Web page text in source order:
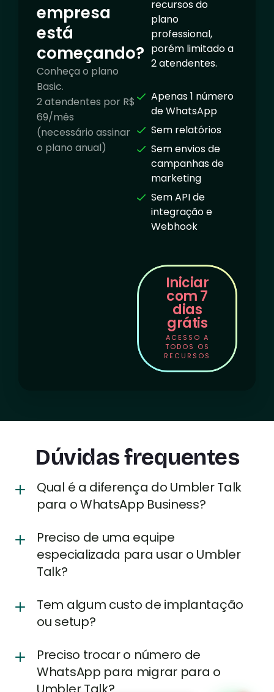
empresa
está
começando?
Conheça o plano
Basic.
2 atendentes por R$
69/mês
(necessário assinar
o plano anual)
recursos do
plano
professional,
porém limitado a
2 atendentes.
Apenas 1 número
de WhatsApp
Sem relatórios
Sem envios de
campanhas de
marketing
Sem API de
integração e
Webhook
Iniciar
com 7
dias
grátis
ACESSO A
TODOS OS
RECURSOS
Dúvidas frequentes
Qual é a diferença do Umbler Talk
para o WhatsApp Business?
Preciso de uma equipe
especializada para usar o Umbler
Talk?
Tem algum custo de implantação
ou setup?
Preciso trocar o número de
WhatsApp para migrar para o